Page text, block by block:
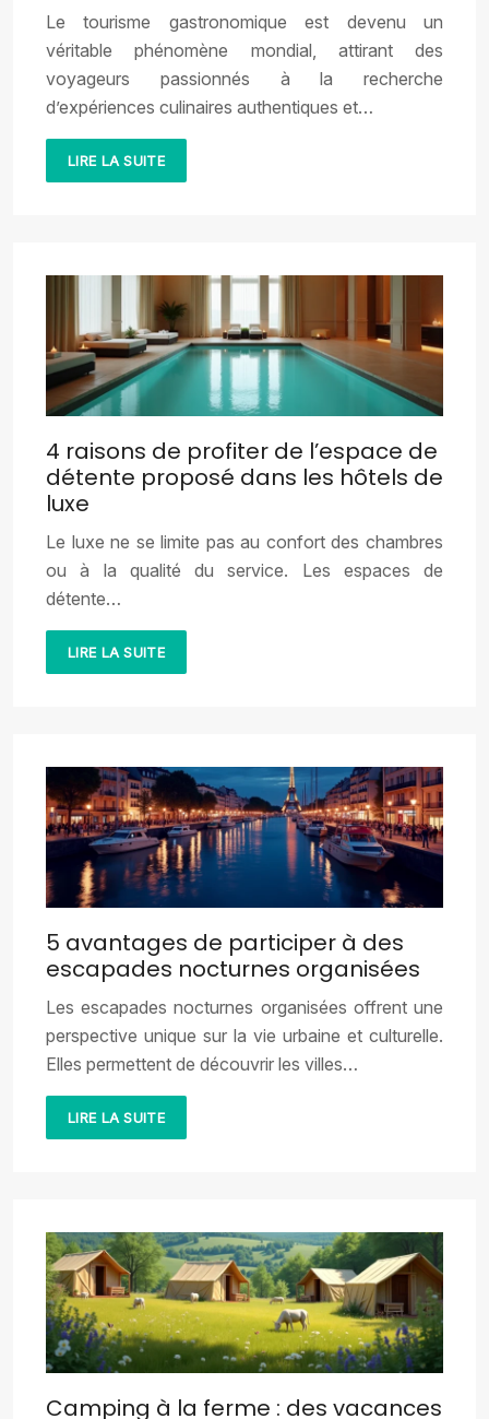
Le tourisme gastronomique est devenu un
véritable phénomène mondial, attirant des
voyageurs passionnés à la recherche
d’expériences culinaires authentiques et…
LIRE LA SUITE
4 raisons de profiter de l’espace de
détente proposé dans les hôtels de
luxe
Le luxe ne se limite pas au confort des chambres
ou à la qualité du service. Les espaces de
détente…
LIRE LA SUITE
5 avantages de participer à des
escapades nocturnes organisées
Les escapades nocturnes organisées offrent une
perspective unique sur la vie urbaine et culturelle.
Elles permettent de découvrir les villes…
LIRE LA SUITE
Camping à la ferme : des vacances